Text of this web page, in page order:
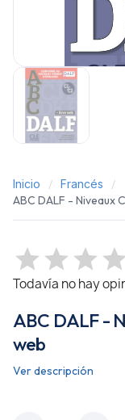
Inicio Francés
ABC DALF - Niveaux
Todavía no hay
ABC DALF -
web
Ver descripción